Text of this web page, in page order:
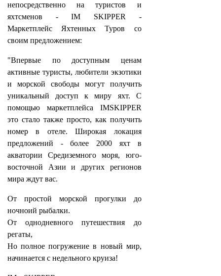
непосредственно на туристов и
яхтсменов - IM SKIPPER -
Маркетплейс Яхтенных Туров со
своим предложением:
"Впервые по доступным ценам
активные туристы, любители экзотики
и морской свободы могут получить
уникальный доступ к миру яхт. С
помощью маркетплейса IMSKIPPER
это стало также просто, как получить
номер в отеле. Широкая локация
предложений - более 2000 яхт в
акватории Средиземного моря, юго-
восточной Азии и других регионов
мира ждут вас.
От простой‌ морской прогулки до
ночноий рыбалки.
От однодневного путешествия до
регаты,
Но полное погружение в новый мир,
начинается с недельного круиза!